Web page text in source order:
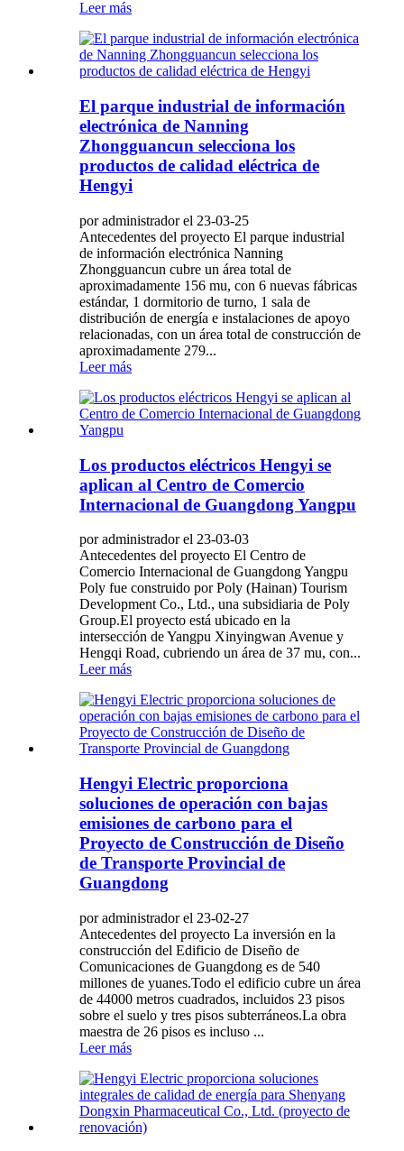
Leer más
El parque industrial de información
electrónica de Nanning
Zhongguancun selecciona los
productos de calidad eléctrica de
Hengyi
por administrador el 23-03-25
Antecedentes del proyecto El parque industrial
de información electrónica Nanning
Zhongguancun cubre un área total de
aproximadamente 156 mu, con 6 nuevas fábricas
estándar, 1 dormitorio de turno, 1 sala de
distribución de energía e instalaciones de apoyo
relacionadas, con un área total de construcción de
aproximadamente 279...
Leer más
Los productos eléctricos Hengyi se
aplican al Centro de Comercio
Internacional de Guangdong Yangpu
por administrador el 23-03-03
Antecedentes del proyecto El Centro de
Comercio Internacional de Guangdong Yangpu
Poly fue construido por Poly (Hainan) Tourism
Development Co., Ltd., una subsidiaria de Poly
Group.El proyecto está ubicado en la
intersección de Yangpu Xinyingwan Avenue y
Hengqi Road, cubriendo un área de 37 mu, con...
Leer más
Hengyi Electric proporciona
soluciones de operación con bajas
emisiones de carbono para el
Proyecto de Construcción de Diseño
de Transporte Provincial de
Guangdong
por administrador el 23-02-27
Antecedentes del proyecto La inversión en la
construcción del Edificio de Diseño de
Comunicaciones de Guangdong es de 540
millones de yuanes.Todo el edificio cubre un área
de 44000 metros cuadrados, incluidos 23 pisos
sobre el suelo y tres pisos subterráneos.La obra
maestra de 26 pisos es incluso ...
Leer más